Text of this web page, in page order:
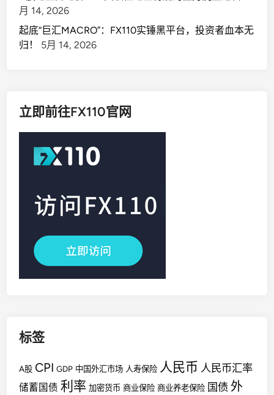
月 14, 2026
起底“巨汇MACRO”：FX110实锤黑平台，投资者血本无
归！
5月 14, 2026
立即前往FX110官网
标签
A股 CPI GDP 中国外汇市场 人寿保险 人民币 人民币汇率
储蓄国债 利率 加密货币 商业保险 商业养老保险 国债 外